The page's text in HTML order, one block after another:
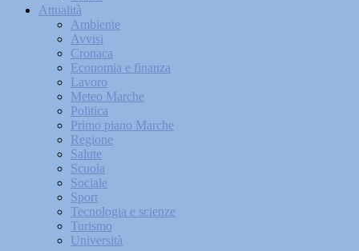
Attualità
Ambiente
Avvisi
Cronaca
Economia e finanza
Lavoro
Meteo Marche
Politica
Primo piano Marche
Regione
Salute
Scuola
Sociale
Sport
Tecnologia e scienze
Turismo
Università